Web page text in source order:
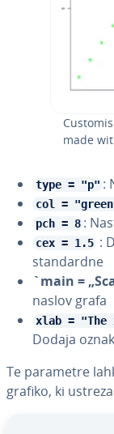
made
type = "p" :
col =
pch = 8 :
cex = 1.5 :
stan­dar­dne
`main =
naslov grafa
xlab = "The
Dodaja
Te parametre
grafiko, ki